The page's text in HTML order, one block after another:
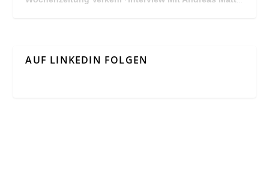
AUF LINKEDIN FOLGEN